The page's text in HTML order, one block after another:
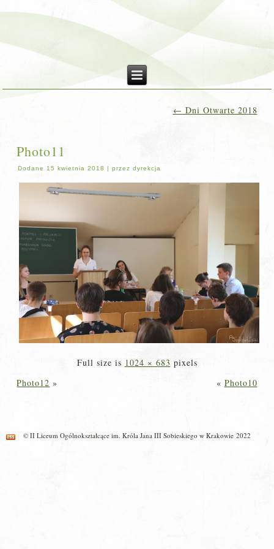
← Dni Otwarte 2018
Photo11
Dodane 15 kwietnia 2018 |przez dyrekcja
Full size is 1024 × 683 pixels
Photo12 » « Photo10
© II Liceum Ogólnokształcące im. Króla Jana III Sobieskiego w Krakowie 2022